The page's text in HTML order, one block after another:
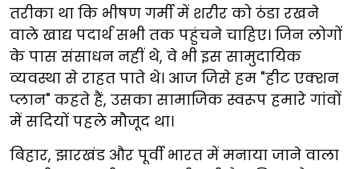
तरीका था कि भीषण गर्मी में शरीर को ठंडा रखने
वाले खाद्य पदार्थ सभी तक पहुंचने चाहिए। जिन लोगों
के पास संसाधन नहीं थे, वे भी इस सामुदायिक
व्यवस्था से राहत पाते थे। आज जिसे हम "हीट एक्शन
प्लान" कहते हैं, उसका सामाजिक स्वरूप हमारे गांवों
में सदियों पहले मौजूद था।
बिहार, झारखंड और पूर्वी भारत में मनाया जाने वाला